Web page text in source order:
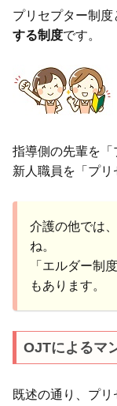
プリセプター制度
する制度です。
指導側の先輩を「
新人職員を「プリ
介護の他では
ね。
「エルダー制
もあります。
OJTによるマ
既述の通り、プ